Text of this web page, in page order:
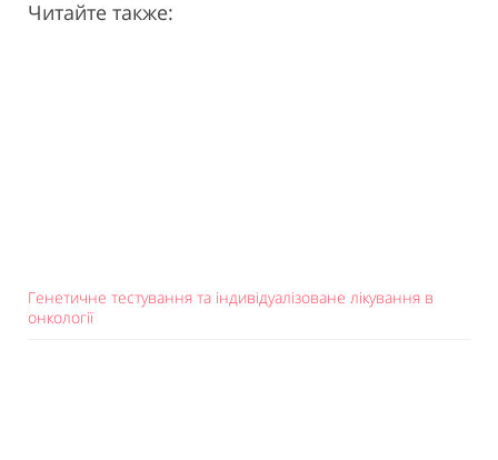
Читайте также:
Генетичне тестування та індивідуалізоване лікування в
онкології